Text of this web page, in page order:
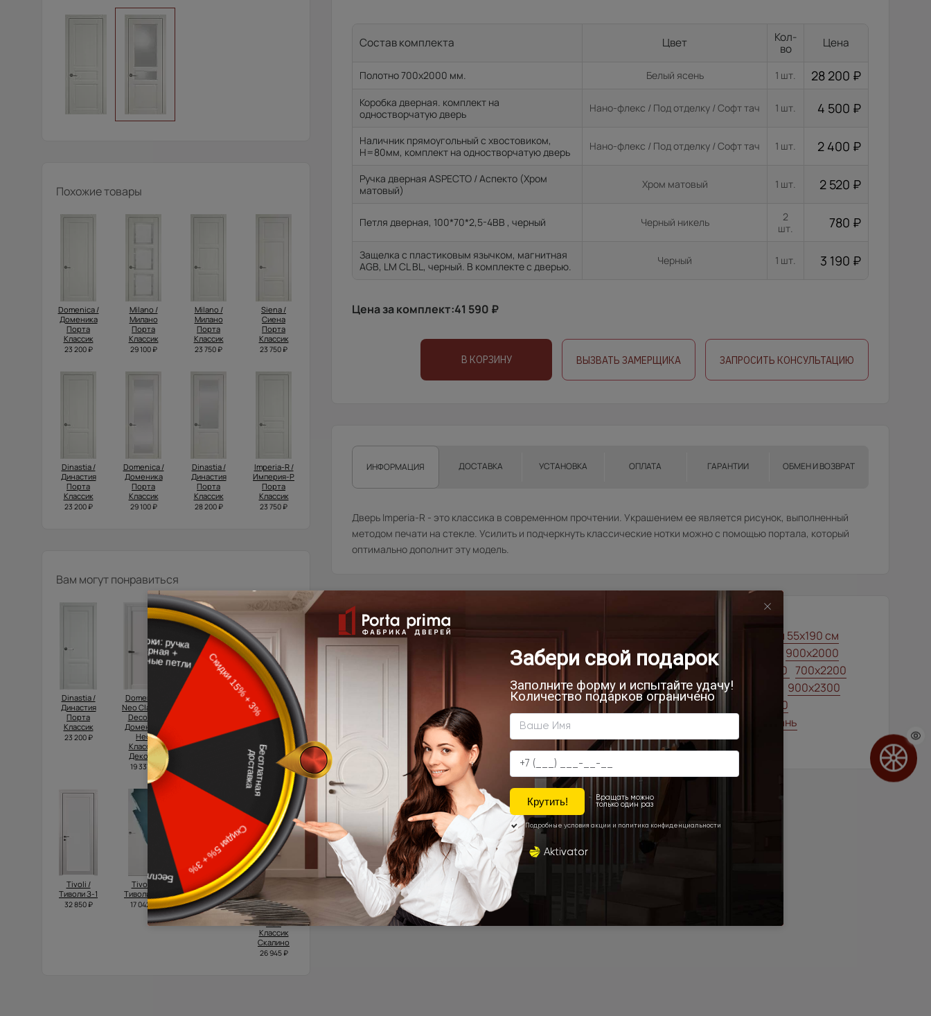
Похожие товары
Domenica /
Доменика
Порта
Классик
23 200 ₽
Milano /
Милано
Порта
Классик
29 100 ₽
Milano /
Милано
Порта
Классик
23 750 ₽
Siena /
Сиена
Порта
Классик
23 750 ₽
Dinastia /
Династия
Порта
Классик
23 200 ₽
Domenica /
Доменика
Порта
Классик
29 100 ₽
Dinastia /
Династия
Порта
Классик
28 200 ₽
Imperia-R /
Империя-Р
Порта
Классик
23 750 ₽
Вам могут понравиться
Dinastia /
Династия
Порта
Классик
23 200 ₽
Domenica
Neo Classic
Decoro /
Доменика
Нео
Классик
Декоро
19 337 ₽
Domenica /
Доменика
Порта
Классик
37 600 ₽
Tivoli /
Тиволи З-1
32 850 ₽
Tivoli /
Тиволи А-1
17 042 ₽
Tivoli /
Тиволи А-1
17 892 ₽
Domenica
Neo Classic
Scalino /
Доменика
Нео
Классик
Скалино
26 945 ₽
Состав комплекта Цвет
Кол-
во
Цена
Полотно 700x2000 мм. Белый ясень 1 шт. 28 200 ₽
Коробка дверная. комплект на
одностворчатую дверь
Нано-флекс / Под отделку / Софт тач 1 шт. 4 500 ₽
Наличник прямоугольный с хвостовиком,
H=80мм, комплект на одностворчатую дверь
Нано-флекс / Под отделку / Софт тач 1 шт. 2 400 ₽
Ручка дверная ASPECTO / Аспекто (Хром
матовый)
Хром матовый 1 шт. 2 520 ₽
Петля дверная, 100*70*2,5-4ВВ , черный Черный никель
2
шт.
780 ₽
Защелка с пластиковым язычком, магнитная
AGB, LM CL BL, черный. В комплекте с дверью.
Черный 1 шт. 3 190 ₽
Цена за комплект:41 590 ₽
В КОРЗИНУ ВЫЗВАТЬ ЗАМЕРЩИКА ЗАПРОСИТЬ КОНСУЛЬТАЦИЮ
ИНФОРМАЦИЯ ДОСТАВКА УСТАНОВКА ОПЛАТА ГАРАНТИИ ОБМЕН И ВОЗВРАТ
Дверь Imperia-R - это классика в современном прочтении. Украшением ее является рисунок, выполненный
методом печати на стекле. Усилить и подчеркнуть классические нотки можно с помощью портала, который
оптимально дополнит эту модель.
Товар относится к категориям:
Межкомнатные двери 55х190 см
Классические двери
900x2000
800x2000 900x2200 1000x2100 700x2200
900x1900 850x2000 700x2100
900x2300
900x2400 750x2000
1200x2000
Шампань
Высота 180 Высота 190